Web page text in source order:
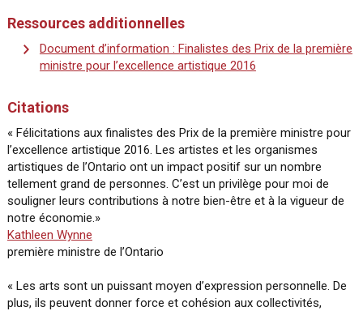
Ressources additionnelles
Document d’information : Finalistes des Prix de la première
ministre pour l’excellence artistique 2016
Citations
« Félicitations aux finalistes des Prix de la première ministre pour
l’excellence artistique 2016. Les artistes et les organismes
artistiques de l’Ontario ont un impact positif sur un nombre
tellement grand de personnes. C’est un privilège pour moi de
souligner leurs contributions à notre bien-être et à la vigueur de
notre économie.»
Kathleen Wynne
première ministre de l’Ontario
« Les arts sont un puissant moyen d’expression personnelle. De
plus, ils peuvent donner force et cohésion aux collectivités,